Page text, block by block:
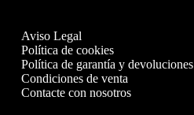
Aviso Legal
Política de cookies
Política de garantía y devoluciones
Condiciones de venta
Contacte con nosotros